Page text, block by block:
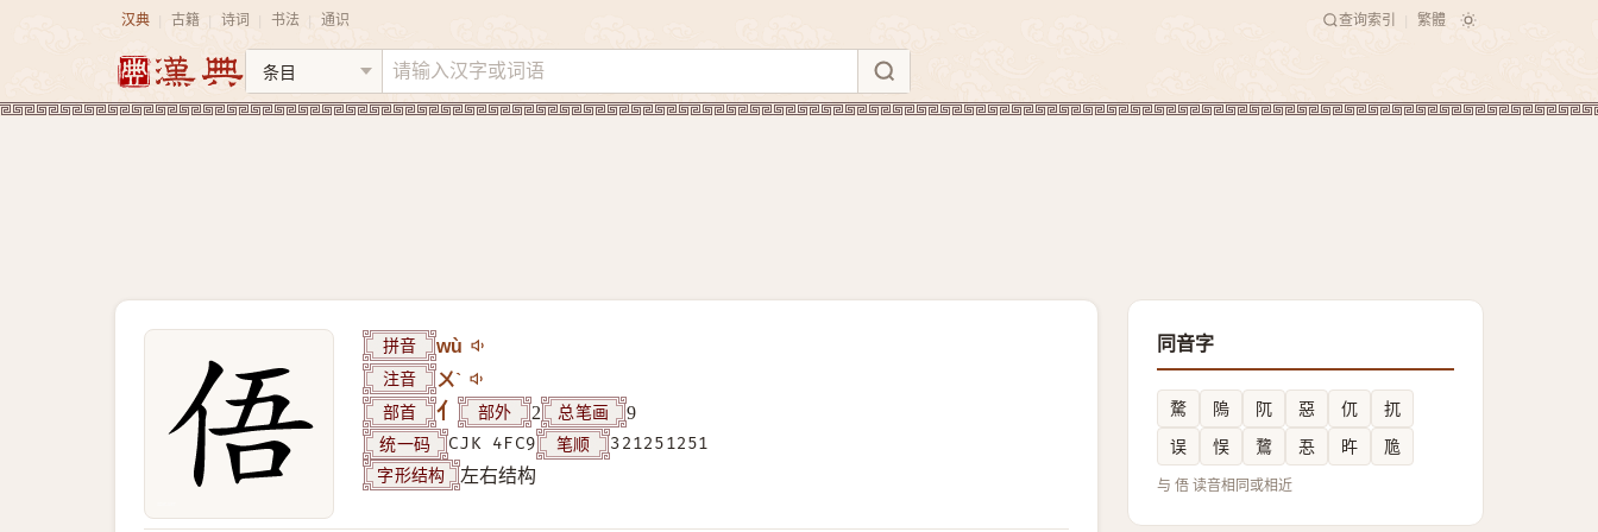
汉典 古籍 诗词 书法 通识 查询索引 繁體
拼音 wù
注音 ㄨˋ
部首 亻 部外 2 总笔画 9
统一码 CJK 4FC9 笔顺 321251251
字形结构 左右结构
同音字
騖 隖 阢 惡 㐳
扤
误
悮 䳱 忢 旿 卼
与 俉 读音相同或相近